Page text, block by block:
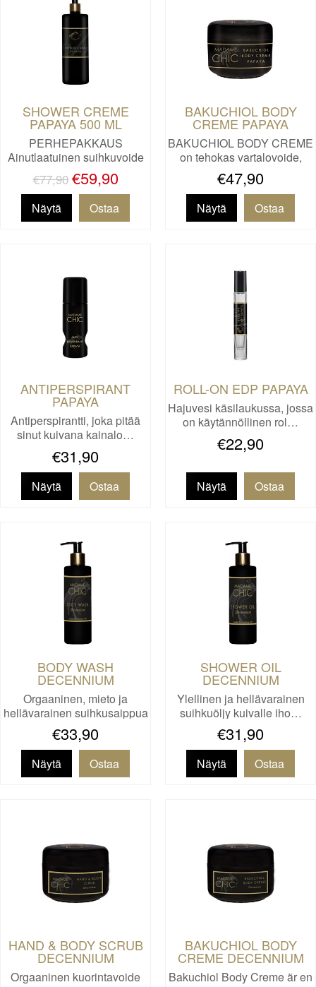
SHOWER CREME
PAPAYA 500 ML
PERHEPAKKAUS
Ainutlaatuinen suihkuvoide
niille, …
€77,90 €59,90
Näytä
BAKUCHIOL BODY
CREME PAPAYA
BAKUCHIOL BODY CREME
on tehokas vartalovoide,
joka…
€47,90
Näytä
ANTIPERSPIRANT
PAPAYA
Antiperspirantti, joka pitää
sinut kuivana kainalo…
€31,90
Näytä
ROLL-ON EDP PAPAYA
Hajuvesi käsilaukussa, jossa
on käytännöllinen rol…
€22,90
Näytä
BODY WASH
DECENNIUM
Orgaaninen, mieto ja
hellävarainen suihkusaippua
k…
€33,90
Näytä
SHOWER OIL
DECENNIUM
Ylellinen ja hellävarainen
suihkuöljy kuivalle iho…
€31,90
Näytä
HAND & BODY SCRUB
DECENNIUM
Orgaaninen kuorintavoide
BAKUCHIOL BODY
CREME DECENNIUM
Bakuchiol Body Creme är en